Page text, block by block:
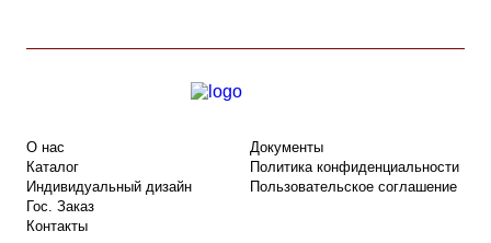
О нас
Каталог
Индивидуальный дизайн
Гос. Заказ
Контакты
Документы
Политика конфиденциальности
Пользовательское соглашение